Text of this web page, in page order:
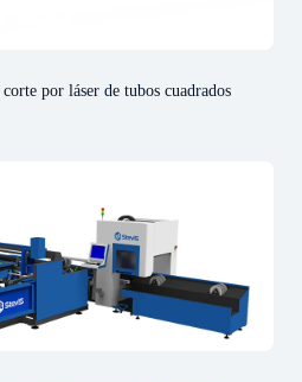
por láser de tubos cuadrados